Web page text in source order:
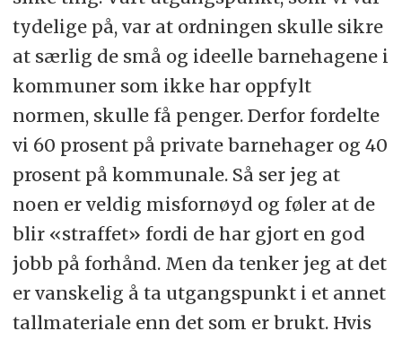
tydelige på, var at ordningen skulle sikre
at særlig de små og ideelle barnehagene i
kommuner som ikke har oppfylt
normen, skulle få penger. Derfor fordelte
vi 60 prosent på private barnehager og 40
prosent på kommunale. Så ser jeg at
noen er veldig misfornøyd og føler at de
blir «straffet» fordi de har gjort en god
jobb på forhånd. Men da tenker jeg at det
er vanskelig å ta utgangspunkt i et annet
tallmateriale enn det som er brukt. Hvis